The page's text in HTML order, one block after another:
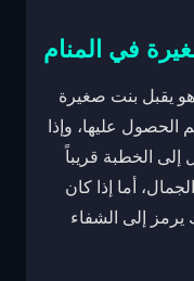
في المنام
يقبل بنت صغيرة
الحصول عليها، وإذا
الخطبة قريباً
أما إذا كان
إلى الشفاء